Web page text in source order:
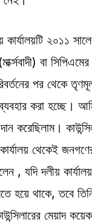
কার্যালয়টি ২০১১
বা
পর থেকে
ব্যবহার করা হচ্ছে।
করেছিলাম।
থেকেই
, যদি দলীয়
হয়ে থাকে, তবে
মেয়াদ